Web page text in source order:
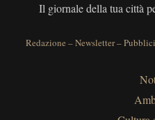
Il giornale della tua città
Redazione –Newsletter–